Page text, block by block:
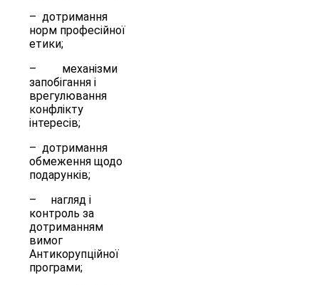
– дотримання
норм професійної
етики;
– механізми
запобігання і
врегулювання
конфлікту
інтересів;
– дотримання
обмеження щодо
подарунків;
– нагляд і
контроль за
дотриманням
вимог
Антикорупційної
програми;